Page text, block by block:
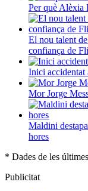
Per què Alèxia
El nou talent
confiança de
Inici accidentat
Mor Jorge
Maldini
hores
* Dades de les
Publicitat